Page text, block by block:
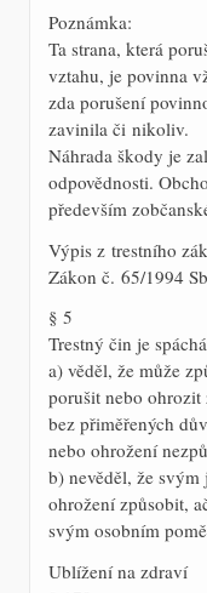
Poznámka:
Ta strana, která
vztahu, je povinna
zda porušení
zavinila či nikoliv.
Náhrada škody je
odpovědnosti.
především
Výpis z trestního
Zákon č. 65/1994
§ 5
Trestný čin je
a) věděl, že může
porušit nebo ohrozit
bez přiměřených
nebo ohrožení
b) nevěděl, že svým
ohrožení způsobit,
svým osobním
Ublížení na zdraví